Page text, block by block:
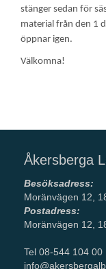
stänger sedan för
material från den 1
öppnar igen.
Välkomna!
Åkersberga
Besöksadress:
Moränvägen 12,
Postadress:
Moränvägen 12,
Tel 08-544 104 00